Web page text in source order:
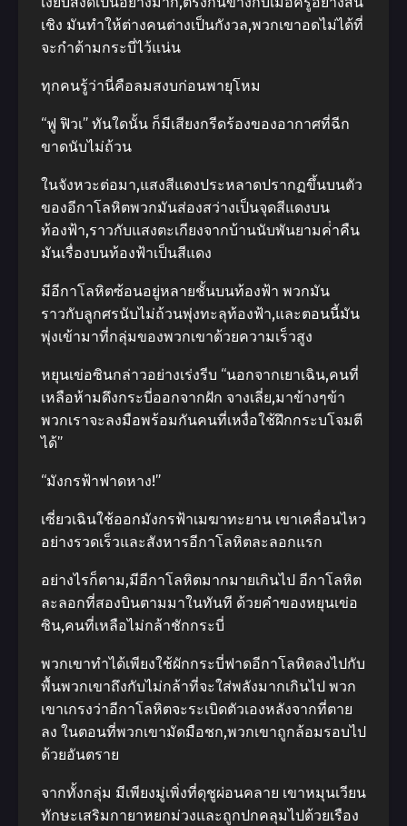
เชิง มันทําให้ต่างคนต่างเป็นกังวล,พวกเขาอดไม่ได้ที่
จะกําด้ามกระบี่ไว้แน่น
ทุกคนรู้ว่านี่คือลมสงบก่อนพายุโหม
“ฟู ฟิวเ” ทันใดนั้น ก็มีเสียงกรีดร้องของอากาศที่ฉีก
ขาดนับไม่ถ้วน
ในจังหวะต่อมา,แสงสีแดงประหลาดปรากฏขึ้นบนตัว
ของอีกาโลหิตพวกมันส่องสว่างเป็นจุดสีแดงบน
ท้องฟ้า,ราวกับแสงตะเกียงจากบ้านนับพันยามค่ําคืน
มันเรื่องบนท้องฟ้าเป็นสีแดง
มีอีกาโลหิตซ้อนอยู่หลายชั้นบนท้องฟ้า พวกมัน
ราวกับลูกศรนับไม่ถ้วนพุ่งทะลุท้องฟ้า,และตอนนี้มัน
พุ่งเข้ามาที่กลุ่มของพวกเขาด้วยความเร็วสูง
หยุนเข่อซินกล่าวอย่างเร่งรีบ “นอกจากเยาเฉิน,คนที่
เหลือห้ามดึงกระบี่ออกจากฝัก จางเลี่ย,มาข้างๆข้า
พวกเราจะลงมือพร้อมกันคนที่เหงื่อใช้ฝึกกระบโจมตี
ได้”
“มังกรฟ้าฟาดหาง!”
เซี่ยวเฉินใช้ออกมังกรฟ้าเมฆาทะยาน เขาเคลื่อนไหว
อย่างรวดเร็วและสังหารอีกาโลหิตละลอกแรก
อย่างไรก็ตาม,มีอีกาโลหิตมากมายเกินไป อีกาโลหิต
ละลอกที่สองบินตามมาในทันที ด้วยคําของหยุนเข่อ
ซิน,คนที่เหลือไม่กล้าชักกระบี่
พวกเขาทําได้เพียงใช้ผักกระบี่ฟาดอีกาโลหิตลงไปกับ
พื้นพวกเขาถึงกับไม่กล้าที่จะใส่พลังมากเกินไป พวก
เขาเกรงว่าอีกาโลหิตจะระเบิดตัวเองหลังจากที่ตาย
ลง ในตอนที่พวกเขามัดมือชก,พวกเขาถูกล้อมรอบไป
ด้วยอันตราย
จากทั้งกลุ่ม มีเพียงมู่เพิ่งที่ดุชูผ่อนคลาย เขาหมุนเวียน
ทักษะเสริมกายาหยกม่วงและถูกปกคลุมไปด้วยเรือง